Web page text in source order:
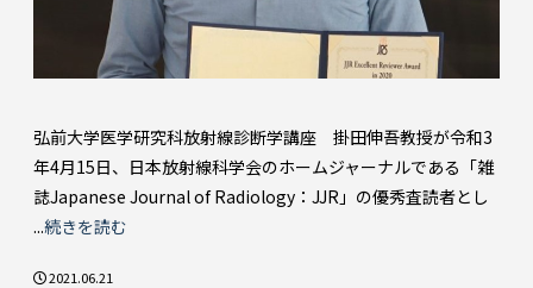
弘前大学医学研究科放射線診断学講座 掛田伸吾教授が令和3
年4月15日、日本放射線科学会のホームジャーナルである「雑
誌Japanese Journal of Radiology：JJR」の優秀査読者とし
...続きを読む
2021.06.21